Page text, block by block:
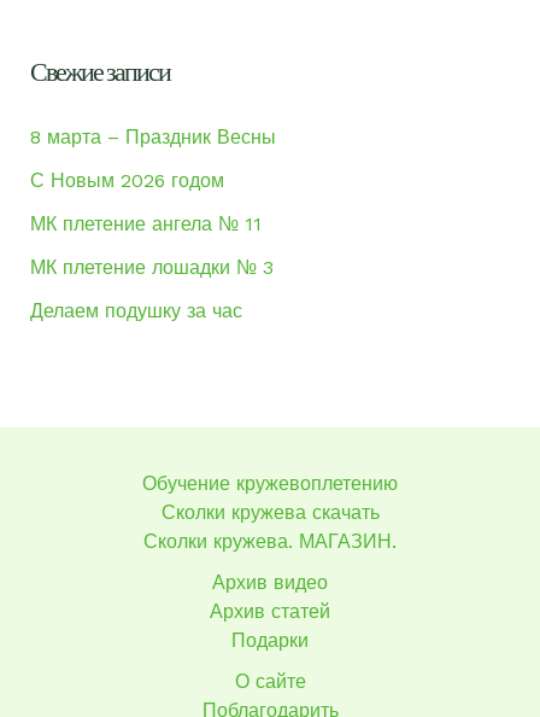
Свежие записи
8 марта – Праздник Весны
С Новым 2026 годом
МК плетение ангела № 11
МК плетение лошадки № 3
Делаем подушку за час
Обучение кружевоплетению
Сколки кружева скачать
Сколки кружева. МАГАЗИН.
Архив видео
Архив статей
Подарки
О сайте
Поблагодарить